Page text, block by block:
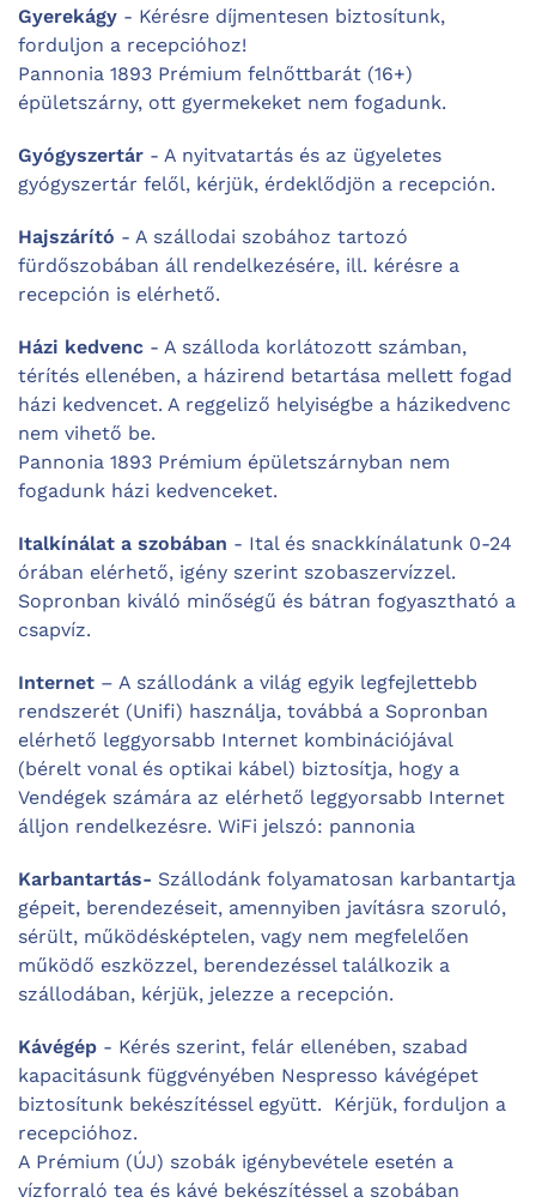
Gyerekágy - Kérésre díjmentesen biztosítunk,
forduljon a recepcióhoz!
Pannonia 1893 Prémium felnőttbarát (16+)
épületszárny, ott gyermekeket nem fogadunk.
Gyógyszertár - A nyitvatartás és az ügyeletes
gyógyszertár felől, kérjük, érdeklődjön a recepción.
Hajszárító - A szállodai szobához tartozó
fürdőszobában áll rendelkezésére, ill. kérésre a
recepción is elérhető.
Házi kedvenc - A szálloda korlátozott számban,
térítés ellenében, a házirend betartása mellett fogad
házi kedvencet. A reggeliző helyiségbe a házikedvenc
nem vihető be.
Pannonia 1893 Prémium épületszárnyban nem
fogadunk házi kedvenceket.
Italkínálat a szobában - Ital és snackkínálatunk 0-24
órában elérhető, igény szerint szobaszervízzel.
Sopronban kiváló minőségű és bátran fogyasztható a
csapvíz.
Internet – A szállodánk a világ egyik legfejlettebb
rendszerét (Unifi) használja, továbbá a Sopronban
elérhető leggyorsabb Internet kombinációjával
(bérelt vonal és optikai kábel) biztosítja, hogy a
Vendégek számára az elérhető leggyorsabb Internet
álljon rendelkezésre. WiFi jelszó: pannonia
Karbantartás- Szállodánk folyamatosan karbantartja
gépeit, berendezéseit, amennyiben javításra szoruló,
sérült, működésképtelen, vagy nem megfelelően
működő eszközzel, berendezéssel találkozik a
szállodában, kérjük, jelezze a recepción.
Kávégép - Kérés szerint, felár ellenében, szabad
kapacitásunk függvényében Nespresso kávégépet
biztosítunk bekészítéssel együtt. Kérjük, forduljon a
recepcióhoz.
A Prémium (ÚJ) szobák igénybevétele esetén a
vízforraló tea és kávé bekészítéssel a szobában